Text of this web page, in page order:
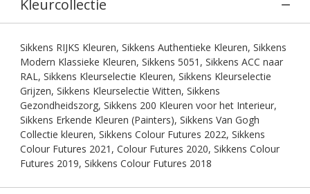
Kleurcollectie
Sikkens RIJKS Kleuren, Sikkens Authentieke Kleuren, Sikkens
Modern Klassieke Kleuren, Sikkens 5051, Sikkens ACC naar
RAL, Sikkens Kleurselectie Kleuren, Sikkens Kleurselectie
Grijzen, Sikkens Kleurselectie Witten, Sikkens
Gezondheidszorg, Sikkens 200 Kleuren voor het Interieur,
Sikkens Erkende Kleuren (Painters), Sikkens Van Gogh
Collectie kleuren, Sikkens Colour Futures 2022, Sikkens
Colour Futures 2021, Colour Futures 2020, Sikkens Colour
Futures 2019, Sikkens Colour Futures 2018